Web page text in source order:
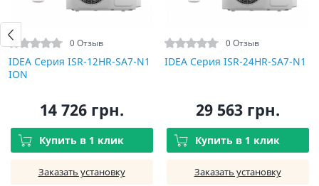
0 Отзыв
IDEA Серия ISR-12HR-SA7-N1
ION
14 726 грн.
Купить в 1 клик
Заказать установку
0 Отзыв
IDEA Серия ISR-24HR-SA7-N1
29 563 грн.
Купить в 1 клик
Заказать установку